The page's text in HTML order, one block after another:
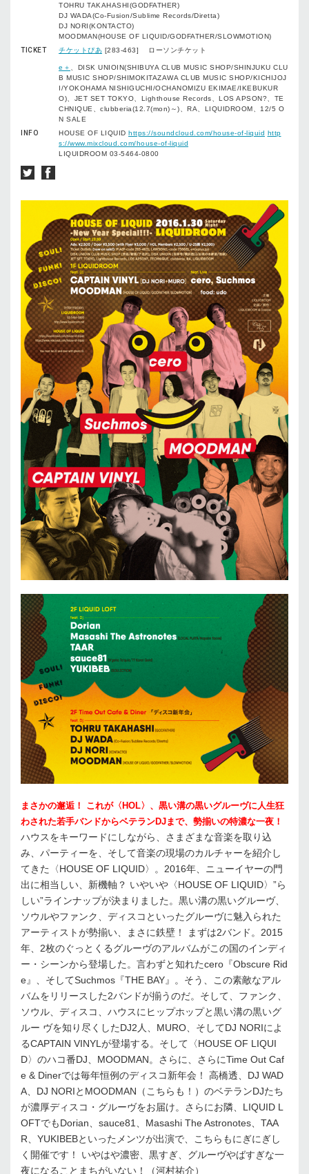
TOHRU TAKAHASHI(GODFATHER)
DJ WADA(Co-Fusion/Sublime Records/Diretta)
DJ NORI(KONTACTO)
MOODMAN(HOUSE OF LIQUID/GODFATHER/SLOWMOTION)
TICKET
チケットぴあ [283-463] ローソンチケット
e＋
、DISK UNIOIN(SHIBUYA CLUB MUSIC SHOP/SHINJUKU CLU
B MUSIC SHOP/SHIMOKITAZAWA CLUB MUSIC SHOP/KICHIJOJ
I/YOKOHAMA NISHIGUCHI/OCHANOMIZU EKIMAE/IKEBUKUR
O)、JET SET TOKYO、Lighthouse Records、LOS APSON?、TE
CHNIQUE、clubberia(12.7(mon)～)、RA、LIQUIDROOM、12/5 O
N SALE
INFO
HOUSE OF LIQUID https://soundcloud.com/house-of-liquid http
s://www.mixcloud.com/house-of-liquid
LIQUIDROOM 03-5464-0800
まさかの邂逅！ これが〈HOL〉、黒い溝の黒いグルーヴに人生狂
わされた若手バンドからベテランDJまで、勢揃いの特濃な一夜！
ハウスをキーワードにしながら、さまざまな音楽を取り込
み、パーティーを、そして音楽の現場のカルチャーを紹介し
てきた〈HOUSE OF LIQUID〉。2016年、ニューイヤーの門
出に相当しい、新機軸？ いやいや〈HOUSE OF LIQUID〉”ら
しい”ラインナップが決まりました。黒い溝の黒いグルーヴ、
ソウルやファンク、ディスコといったグルーヴに魅入られた
アーティストが勢揃い、まさに鉄壁！ まずは2バンド。2015
年、2枚のぐっとくるグルーヴのアルバムがこの国のインディ
ー・シーンから登場した。言わずと知れたcero『Obscure Rid
e』、そしてSuchmos『THE BAY』。そう、この素敵なアル
バムをリリースした2バンドが揃うのだ。そして、ファンク、
ソウル、ディスコ、ハウスにヒップホップと黒い溝の黒いグ
ルー ヴを知り尽くしたDJ2人、MURO、そしてDJ NORIによ
るCAPTAIN VINYLが登場する。そして〈HOUSE OF LIQUI
D〉のハコ番DJ、MOODMAN。さらに、さらにTime Out Caf
e & Dinerでは毎年恒例のディスコ新年会！ 高橋透、DJ WAD
A、DJ NORIとMOODMAN（こちらも！）のベテランDJたち
が濃厚ディスコ・グルーヴをお届け。さらにお隣、LIQUID L
OFTでもDorian、sauce81、Masashi The Astronotes、TAA
R、YUKIBEBといったメンツが出演で、こちらもにぎにぎし
く開催です！ いやはや濃密、黒すぎ、グルーヴやばすぎな一
夜になることまちがいない！（河村祐介）